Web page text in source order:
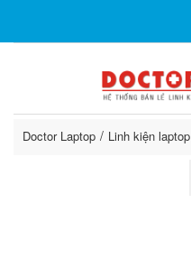
Doctor Laptop Linh kiện laptop